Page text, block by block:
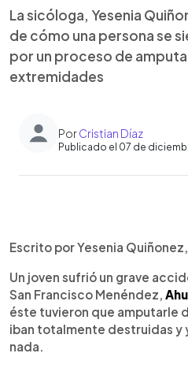
La sicóloga, Yesenia
de cómo una persona se
por un proceso de
extremidades
PorCristian Díaz
Publicado el 07 de
Escuchar artículo
Escrito por Yesenia
Un joven sufrió un grave
San Francisco Menéndez,
éste tuvieron que amputarle
iban totalmente destruidas y
nada.